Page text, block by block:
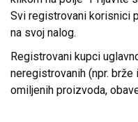
Svi registrovani korisnici
na svoj nalog.
Registrovani kupci
neregistrovanih (npr. brže
omiljenih proizvoda,